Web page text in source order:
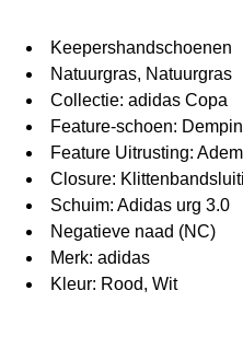
Keepershandschoenen
Natuurgras, Natuurgras
Collectie: adidas Copa
Feature-schoen:
Feature Uitrusting:
Closure:
Schuim: Adidas urg 3.0
Negatieve naad (NC)
Merk: adidas
Kleur: Rood, Wit